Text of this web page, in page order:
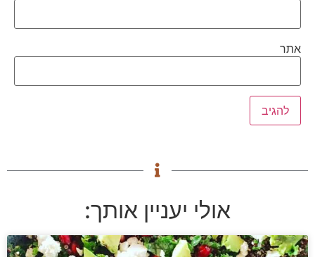
אתר
אולי יעניין אותך: